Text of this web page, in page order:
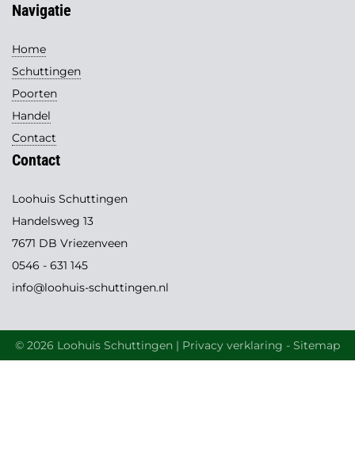
Navigatie
Home
Schuttingen
Poorten
Handel
Contact
Contact
Loohuis Schuttingen
Handelsweg 13
7671 DB Vriezenveen
0546 - 631 145
info@loohuis-schuttingen.nl
© 2026 Loohuis Schuttingen | Privacy verklaring - Sitemap